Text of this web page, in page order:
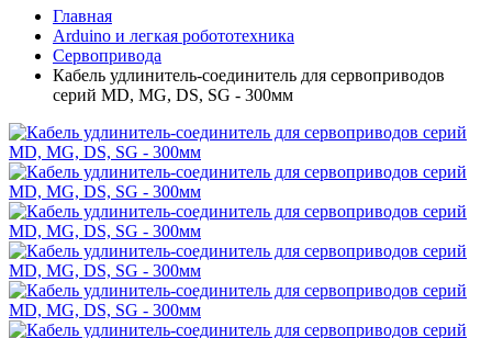
Главная
Arduino и легкая робототехника
Сервопривода
Кабель удлинитель-соединитель для сервоприводов
серий MD, MG, DS, SG - 300мм